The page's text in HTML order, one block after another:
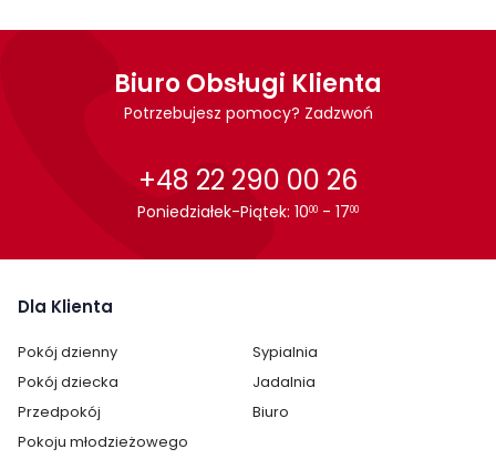
Biuro Obsługi Klienta
Potrzebujesz pomocy? Zadzwoń
+48 22 290 00 26
Poniedziałek-Piątek: 1000 - 1700
Dla Klienta
Pokój dzienny
Sypialnia
Pokój dziecka
Jadalnia
Przedpokój
Biuro
Pokoju młodzieżowego